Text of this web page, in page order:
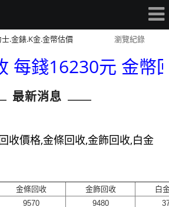
.金錶.K金.金幣估價 瀏覽紀錄
錢16230元 金幣
最新消息
收價格,金條回收,金飾回收,白金
金條回收 金飾回收
白
9570 9480